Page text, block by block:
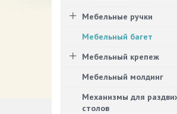
Мебельные ручки
Мебельный багет
Мебельный крепеж
Мебельный молдинг
Механизмы для
столов